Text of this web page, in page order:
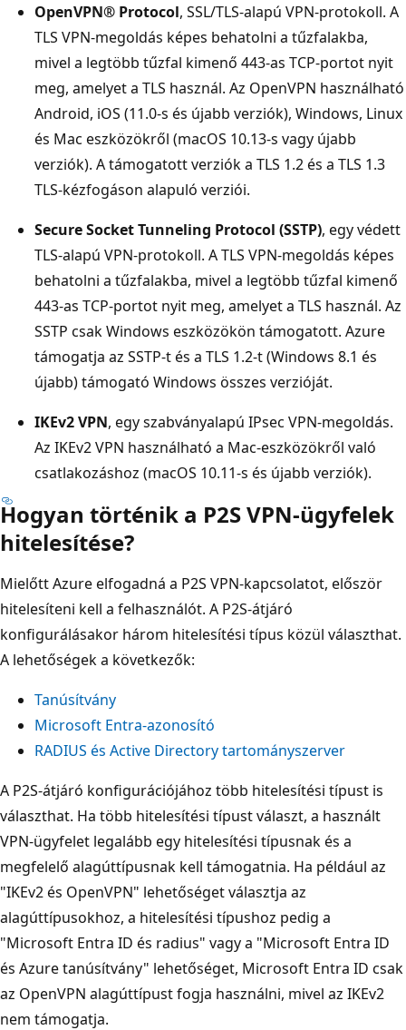
OpenVPN® Protocol, SSL/TLS-alapú VPN-protokoll. A
TLS VPN-megoldás képes behatolni a tűzfalakba,
mivel a legtöbb tűzfal kimenő 443-as TCP-portot nyit
meg, amelyet a TLS használ. Az OpenVPN használható
Android, iOS (11.0-s és újabb verziók), Windows, Linux
és Mac eszközökről (macOS 10.13-s vagy újabb
verziók). A támogatott verziók a TLS 1.2 és a TLS 1.3
TLS-kézfogáson alapuló verziói.
Secure Socket Tunneling Protocol (SSTP), egy védett
TLS-alapú VPN-protokoll. A TLS VPN-megoldás képes
behatolni a tűzfalakba, mivel a legtöbb tűzfal kimenő
443-as TCP-portot nyit meg, amelyet a TLS használ. Az
SSTP csak Windows eszközökön támogatott. Azure
támogatja az SSTP-t és a TLS 1.2-t (Windows 8.1 és
újabb) támogató Windows összes verzióját.
IKEv2 VPN, egy szabványalapú IPsec VPN-megoldás.
Az IKEv2 VPN használható a Mac-eszközökről való
csatlakozáshoz (macOS 10.11-s és újabb verziók).
Hogyan történik a P2S VPN-ügyfelek
hitelesítése?
Mielőtt Azure elfogadná a P2S VPN-kapcsolatot, először
hitelesíteni kell a felhasználót. A P2S-átjáró
konfigurálásakor három hitelesítési típus közül választhat.
A lehetőségek a következők:
Tanúsítvány
Microsoft Entra-azonosító
RADIUS és Active Directory tartományszerver
A P2S-átjáró konfigurációjához több hitelesítési típust is
választhat. Ha több hitelesítési típust választ, a használt
VPN-ügyfelet legalább egy hitelesítési típusnak és a
megfelelő alagúttípusnak kell támogatnia. Ha például az
"IKEv2 és OpenVPN" lehetőséget választja az
alagúttípusokhoz, a hitelesítési típushoz pedig a
"Microsoft Entra ID és radius" vagy a "Microsoft Entra ID
és Azure tanúsítvány" lehetőséget, Microsoft Entra ID csak
az OpenVPN alagúttípust fogja használni, mivel az IKEv2
nem támogatja.